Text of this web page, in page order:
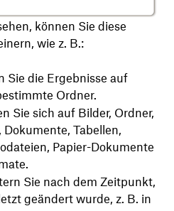
können Sie diese
wie z. B.:
Sie die Ergebnisse auf
Ordner.
Sie sich auf Bilder, Ordner,
Tabellen,
Papier-Dokumente
Sie nach dem Zeitpunkt,
geändert wurde, z. B. in